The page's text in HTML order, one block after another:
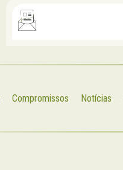
Compromissos Notícias